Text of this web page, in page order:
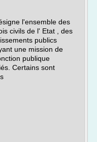
l'ensemble des
civils de l' Etat , des
publics
une mission de
publique
Certains sont